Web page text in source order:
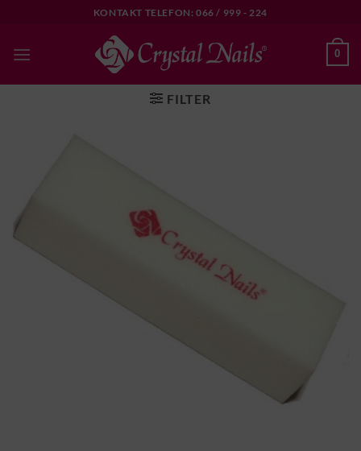
content
KONTAKT TELEFON: 066 / 999 - 224
0
FILTER